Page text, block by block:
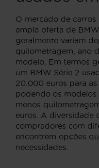
O mercado de
ampla oferta de
geralmente variam
quilometragem, ano
modelo. Em termos
um BMW Série 2
20.000 euros para as
podendo os modelos
menos
euros. A diversidade
compradores com
encontrem opções
necessidades.